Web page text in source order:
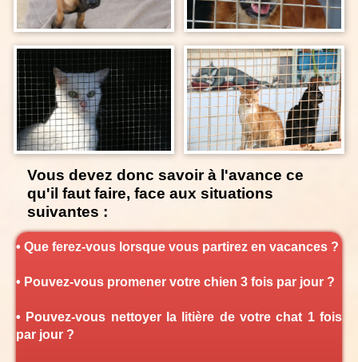
Vous devez donc savoir à l'avance ce
qu'il faut faire, face aux situations
suivantes :
• Que ferez-vous lorsque vous partirez en vacances ?
• Pouvez-vous promener votre chien 3 fois par jour ?
• Pouvez-vous nettoyer la litière de votre chat 1 fois
par jour ?